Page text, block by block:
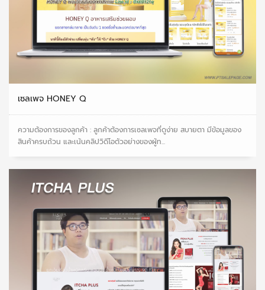
เซลเพจ HONEY Q
ความต้องการของลูกค้า : ลูกค้าต้องการเซลเพจที่ดูง่าย สบายตา มีข้อมูลของ
สินค้าครบถ้วน และเน้นคลิปวิดีโอตัวอย่างของผู้ท...